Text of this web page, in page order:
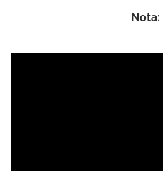
Nota: